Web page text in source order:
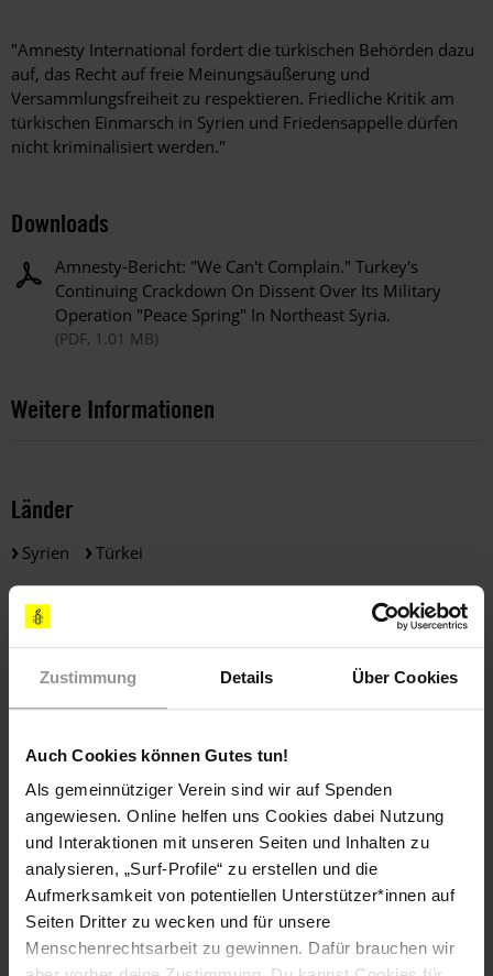
Zustimmung Details Über Cookies
Auch Cookies können Gutes tun!
Als gemeinnütziger Verein sind wir auf Spenden
angewiesen. Online helfen uns Cookies dabei Nutzung
und Interaktionen mit unseren Seiten und Inhalten zu
analysieren, „Surf-Profile“ zu erstellen und die
Aufmerksamkeit von potentiellen Unterstützer*innen auf
Seiten Dritter zu wecken und für unsere
Menschenrechtsarbeit zu gewinnen. Dafür brauchen wir
"Amnesty International fordert die türkischen Behörden dazu
auf, das Recht auf freie Meinungsäußerung und
Versammlungsfreiheit zu respektieren. Friedliche Kritik am
türkischen Einmarsch in Syrien und Friedensappelle dürfen
nicht kriminalisiert werden."
Downloads
Amnesty-Bericht: "We Can't Complain." Turkey's
Continuing Crackdown On Dissent Over Its Military
Operation "Peace Spring" In Northeast Syria.
(PDF, 1.01 MB)
Weitere Informationen
Länder
Syrien Türkei
Themen
Bewaffnete Konflikte
Journalist*innen
Meinungsfreiheit
Polizei Und Menschenrechte
Teile diesen Beitrag